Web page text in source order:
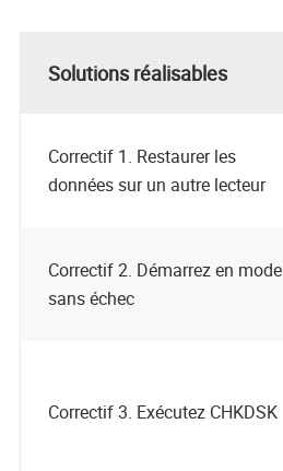
Solutions réalisables
Correctif 1. Restaurer les
données sur un autre lecteur
Correctif 2. Démarrez en mode
sans échec
Correctif 3. Exécutez CHKDSK